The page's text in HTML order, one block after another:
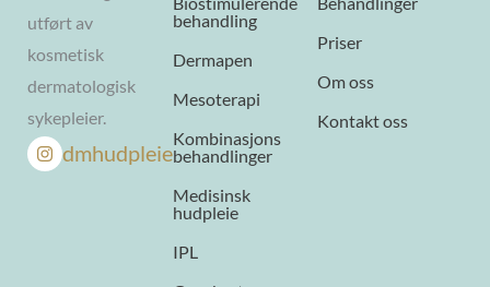
utført av
kosmetisk
dermatologisk
sykepleier.
dmhudpleie
behandling
Dermapen
Mesoterapi
Kombinasjons
behandlinger
Medisinsk
hudpleie
IPL
Priser
Om oss
Kontakt oss